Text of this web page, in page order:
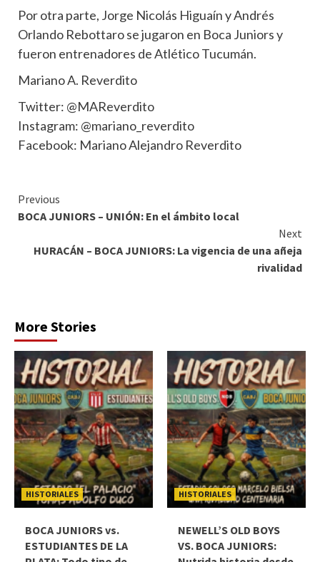
Por otra parte, Jorge Nicolás Higuaín y Andrés
Orlando Rebottaro se jugaron en Boca Juniors y
fueron entrenadores de Atlético Tucumán.
Mariano A. Reverdito
Twitter: @MAReverdito
Instagram: @mariano_reverdito
Facebook: Mariano Alejandro Reverdito
Continue
Reading
Previous
BOCA JUNIORS – UNIÓN: En el ámbito local
Next
HURACÁN – BOCA JUNIORS: La vigencia de una añeja
rivalidad
More Stories
HISTORIALES
BOCA JUNIORS vs.
ESTUDIANTES DE LA
HISTORIALES
NEWELL’S OLD BOYS
VS. BOCA JUNIORS: